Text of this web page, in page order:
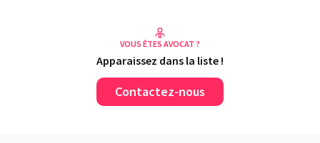
VOUS ÊTES AVOCAT ?
Apparaissez dans la liste !
Contactez-nous